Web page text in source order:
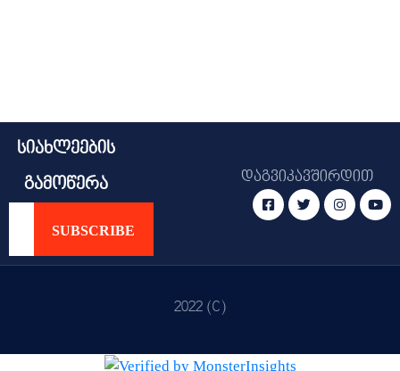
სიახლეების
გამოწერა
დაგვიკავშირდით
2022 (C)